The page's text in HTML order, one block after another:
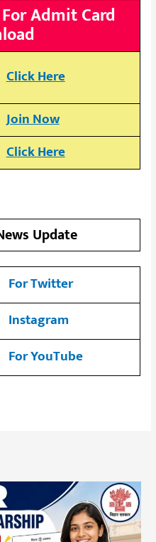
Admit Card
Click Here
Join Now
Click Here
Update
For Twitter
Instagram
For YouTube